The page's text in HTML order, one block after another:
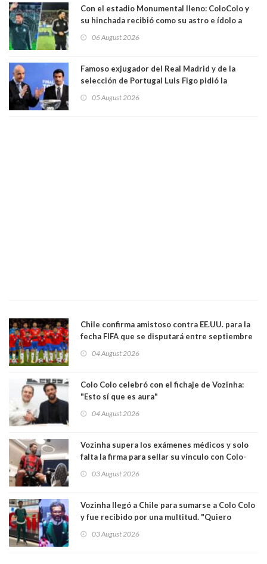
Con el estadio Monumental lleno: ColoColo y
su hinchada recibió como su astro e ídolo a
06 August 2026
Famoso exjugador del Real Madrid y de la
selección de Portugal Luis Figo pidió la
comportamiento más bajo y cobarde que he
05 August 2026
Chile confirma amistoso contra EE.UU. para la
fecha FIFA que se disputará entre septiembre
04 August 2026
Colo Colo celebró con el fichaje de Vozinha:
"Esto sí que es aura"
04 August 2026
Vozinha supera los exámenes médicos y solo
falta la firma para sellar su vínculo con Colo-
03 August 2026
Vozinha llegó a Chile para sumarse a Colo Colo
y fue recibido por una multitud. "Quiero
hinchas"
03 August 2026